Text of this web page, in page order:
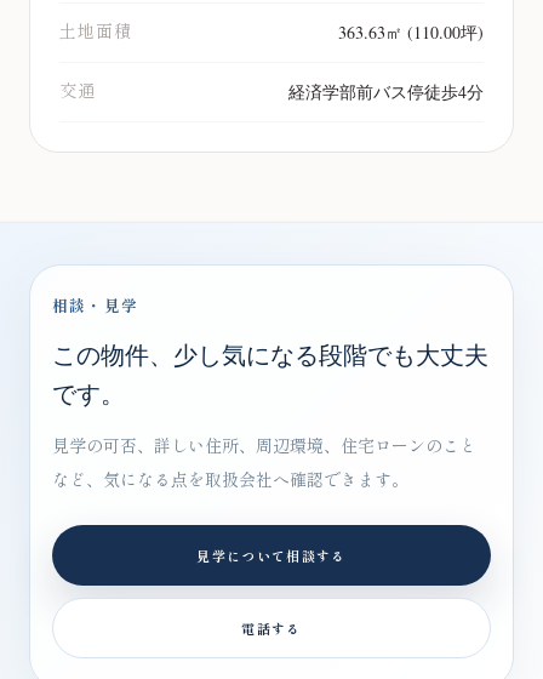
土地面積 363.63㎡ (110.00坪)
交通 経済学部前バス停徒歩4分
相談・見学
この物件、少し気になる段階でも大丈夫
です。
見学の可否、詳しい住所、周辺環境、住宅ローンのこと
など、気になる点を取扱会社へ確認できます。
見学について相談する
電話する